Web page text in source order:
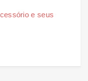
e seus